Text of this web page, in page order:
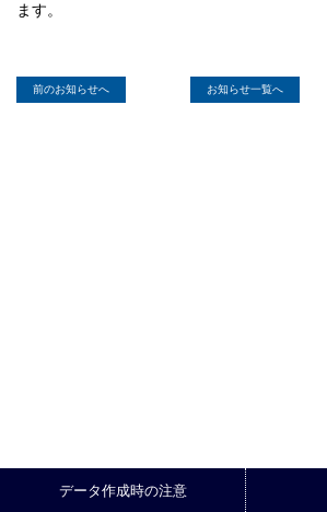
ます。
前のお知らせへ お知らせ一覧へ
データ作成時の注意